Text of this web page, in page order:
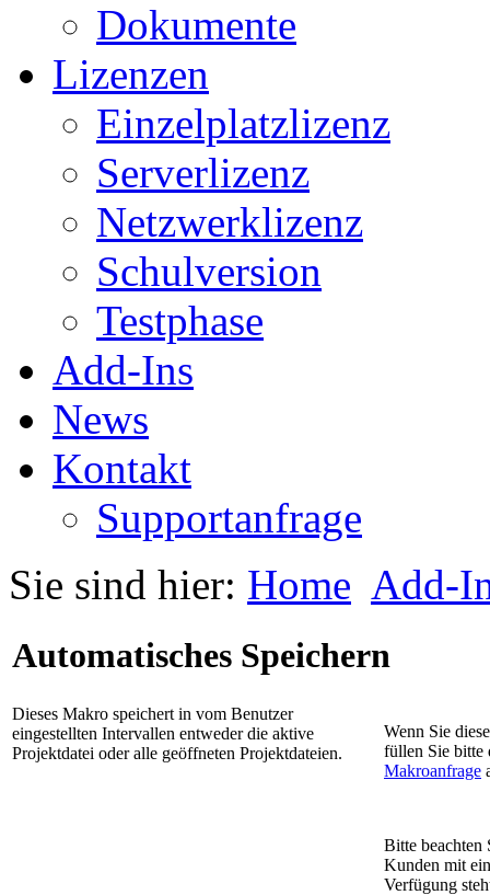
Dokumente
Lizenzen
Einzelplatzlizenz
Serverlizenz
Netzwerklizenz
Schulversion
Testphase
Add-Ins
News
Kontakt
Supportanfrage
Sie sind hier: Home Add-
Automatisches Speichern
Dieses Makro speichert in vom Benutzer
eingestellten Intervallen entweder die aktive
Projektdatei oder alle geöffneten Projektdateien.
Wenn Sie
füllen Sie bitte
Makroanfrage
Bitte beachten
Kunden mit
Verfügung